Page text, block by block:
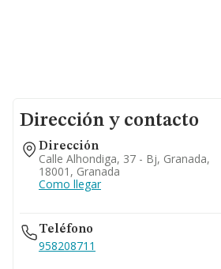
Dirección y contacto
Dirección
Calle Alhondiga, 37 - Bj, Granada,
18001, Granada
Como llegar
Teléfono
958208711